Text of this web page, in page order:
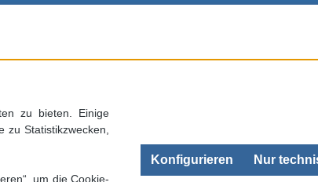
zu bieten. Einige
Statistikzwecken,
um die Cookie-
Nur
Konfigurieren